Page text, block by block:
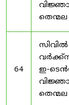
64
സിവിൽ
ഇ-